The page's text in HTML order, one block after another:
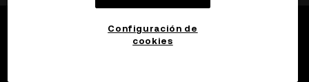
Configuración de
cookies